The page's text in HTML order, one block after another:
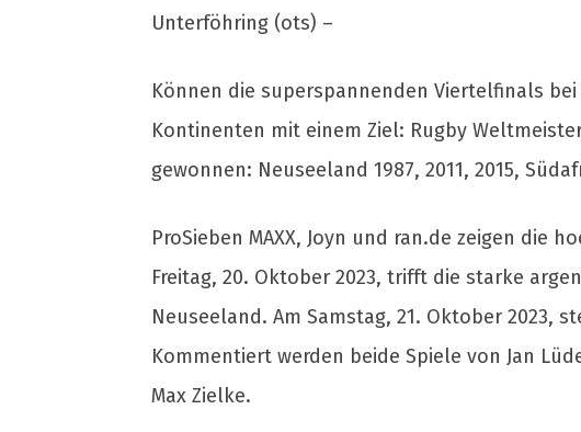
Unterföhring (ots) –
Können die superspannenden Viertelfinals
Kontinenten mit einem Ziel: Rugby
gewonnen: Neuseeland 1987, 2011, 2015,
ProSieben MAXX, Joyn und ran.de zeigen die
Freitag, 20. Oktober 2023, trifft die starke
Neuseeland. Am Samstag, 21. Oktober 2023,
Kommentiert werden beide Spiele von Jan
Max Zielke.